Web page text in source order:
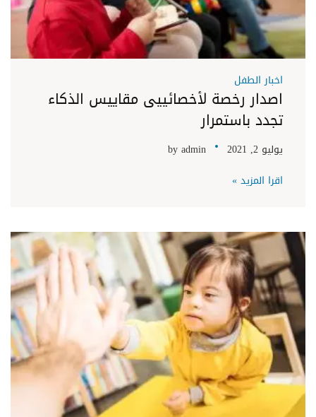
اخبار الطفل
اصدار رخصة لأخصائييى مقاييس الذكاء
تجدد باستمرار
يوليو 2, 2021 byadmin
اقرا المزيد »